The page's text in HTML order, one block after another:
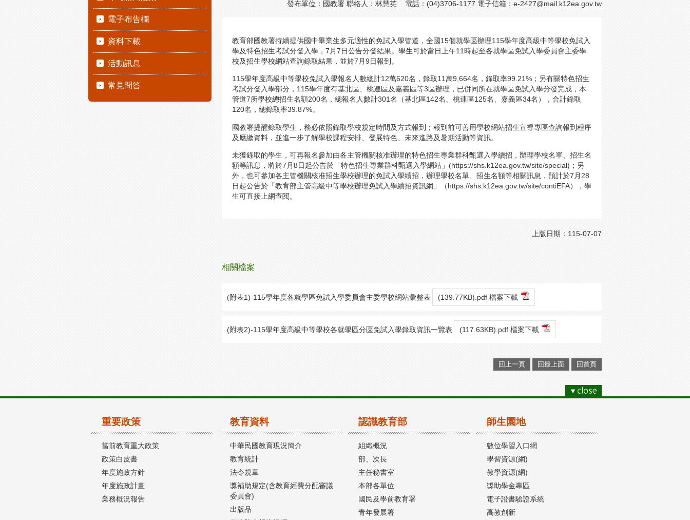
電子布告欄
資料下載
活動訊息
常見問答
發布單位：國教署 聯絡人：林慧英 電話：(04)3706-1177 電子信箱： e-2427@mail.k12ea.gov.tw
教育部國教署持續提供國中畢業生多元適性的免試入學管道，全國15個就學區辦理115學年度高級中等學校免試入
學及特色招生考試分發入學，7月7日公告分發結果。學生可於當日上午11時起至各就學區免試入學委員會主委學
校及招生學校網站查詢錄取結果，並於7月9日報到。
115學年度高級中等學校免試入學報名人數總計12萬620名，錄取11萬9,664名，錄取率99.21%；另有關特色招生
考試分發入學部分，115學年度有基北區、桃連區及嘉義區等3區辦理，已併同所在就學區免試入學分發完成，本
管道7所學校總招生名額200名，總報名人數計301名（基北區142名、桃連區125名、嘉義區34名），合計錄取
120名，總錄取率39.87%。
國教署提醒錄取學生，務必依照錄取學校規定時間及方式報到；報到前可善用學校網站招生宣導專區查詢報到程序
及應繳資料，並進一步了解學校課程安排、發展特色、未來進路及暑期活動等資訊。
未獲錄取的學生，可再報名參加由各主管機關核准辦理的特色招生專業群科甄選入學續招，辦理學校名單、招生名
額等訊息，將於7月8日起公告於「特色招生專業群科甄選入學網站」(https://shs.k12ea.gov.tw/site/special)；另
外，也可參加各主管機關核准招生學校辦理的免試入學續招，辦理學校名單、招生名額等相關訊息，預計於7月28
日起公告於「教育部主管高級中等學校辦理免試入學續招資訊網」（https://shs.k12ea.gov.tw/site/contiEFA），學
生可直接上網查閱。
上版日期：115-07-07
相關檔案
(附表1)-115學年度各就學區免試入學委員會主委學校網站彙整表 (139.77KB).pdf 檔案下載
(附表2)-115學年度高級中等學校各就學區分區免試入學錄取資訊一覽表 (117.63KB).pdf 檔案下載
回上一頁 回最上面 回首頁
重要政策
當前教育重大政策
政策白皮書
年度施政方針
年度施政計畫
業務概況報告
教育資料
中華民國教育現況簡介
教育統計
法令規章
獎補助規定(含教育經費分配審議
委員會)
出版品
認識教育部
組織概況
部、次長
主任秘書室
本部各單位
國民及學前教育署
青年發展署
師生園地
數位學習入口網
學習資源(網)
教學資源(網)
獎助學金專區
電子證書驗證系統
高教創新